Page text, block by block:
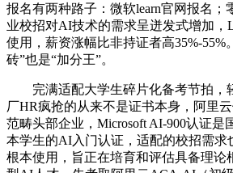
报名有两种路子：微软learn官网报名；
业校招对AI技术的需求呈迸发式增加，
使用，薪资涨幅比非持证者高35%-55%
砖”也是“加分王”。
完满适配大学生碎片化备考节拍，
厂HR疯抢的从来不是证书本身，阿里
范畴头部企业，Microsoft AI-900认证是
本学生的AI入门认证，适配的校招需求
根本使用，旨正在培育和评估具备理论